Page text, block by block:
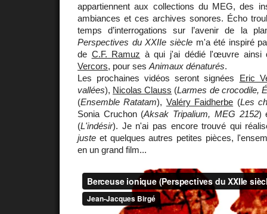
appartiennent aux collections du MEG, des
ambiances et ces archives sonores. Écho
temps d’interrogations sur l’avenir de la
Perspectives du XXIIe sièclem'a été inspiré
de C.F. Ramuz à qui j'ai dédié l'œuvre ainsi
Vercors, pour ses Animaux dénaturés.
Les prochaines vidéos seront signées Eric
vallées), Nicolas Clauss (Larmes de crocodile,
(Ensemble Ratatam), Valéry Faidherbe (Les
Sonia Cruchon (Aksak Tripalium, MEG 2152)
(L'indésir). Je n'ai pas encore trouvé qui
juste et quelques autres petites pièces,
en un grand film...